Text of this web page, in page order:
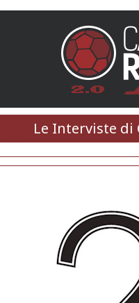
Le Interviste di